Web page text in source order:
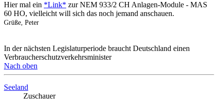
Hier mal ein *Link* zur NEM 933/2 CH Anlagen-Module - MAS
60 HO, vielleicht will sich das noch jemand anschauen.
Grüße, Peter
In der nächsten Legislaturperiode braucht Deutschland einen
Verbraucherschutzverkehrsminister
Nach oben
Seeland
Zuschauer